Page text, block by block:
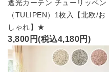
遮光カーテン チューリッペン
（TULIPEN）1枚入【北欧/お
しゃれ】★
3,800円(税込4,180円)